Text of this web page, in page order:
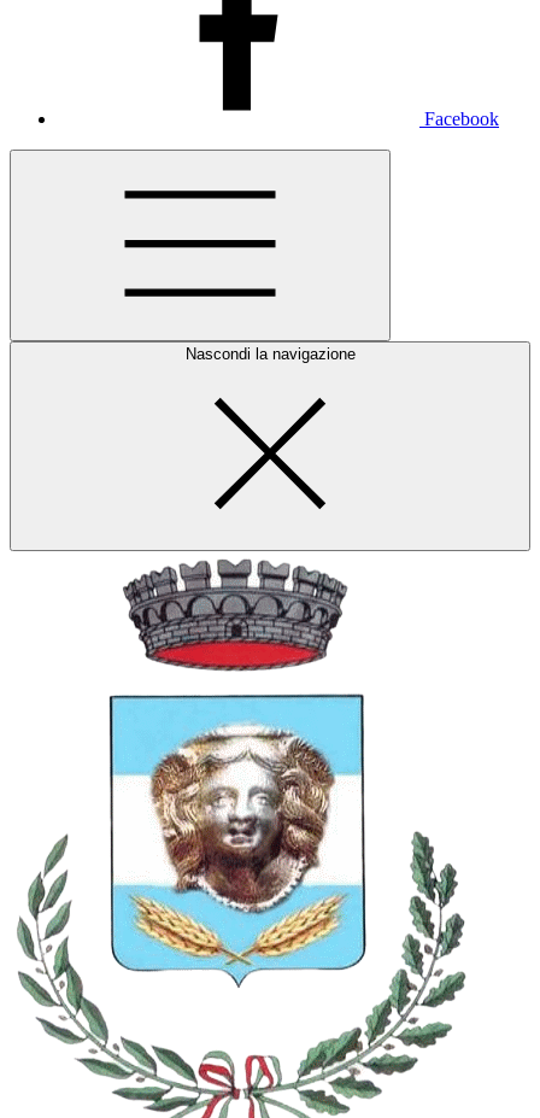
Facebook
Nascondi la navigazione